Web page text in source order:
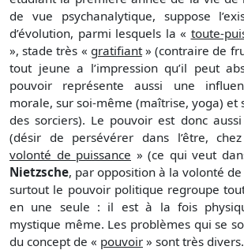
de vue psychanalytique, suppose
d’évolution, parmi lesquels la « toute-
», stade très « gratifiant» (contraire de
tout jeune a l’impression qu’il peut
pouvoir représente aussi une
morale, sur soi-même (maîtrise, yoga) et
des sorciers). Le pouvoir est donc
(désir de persévérer dans l’être, chez
volonté de puissance » (ce qui veut
Nietzsche, par opposition à la volonté
surtout le pouvoir politique regroupe
en une seule : il est à la fois
mystique même. Les problèmes qui se
du concept de « pouvoir » sont très divers.